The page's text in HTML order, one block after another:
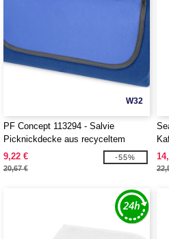
W32
PF Concept 113294 - Salvie
Picknickdecke aus recyceltem
Kunststoff
9,22 €
20,67 €
-55%